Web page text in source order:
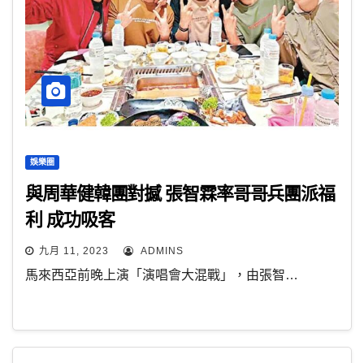
娛樂圈
與周華健韓團對撼 張智霖率哥哥兵團派福
利 成功吸客
九月 11, 2023 ADMINS
馬來西亞前晚上演「演唱會大混戰」，由張智…